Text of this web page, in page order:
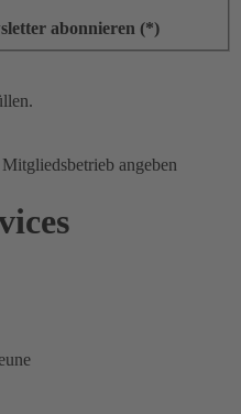
abonnieren (*)
angeben